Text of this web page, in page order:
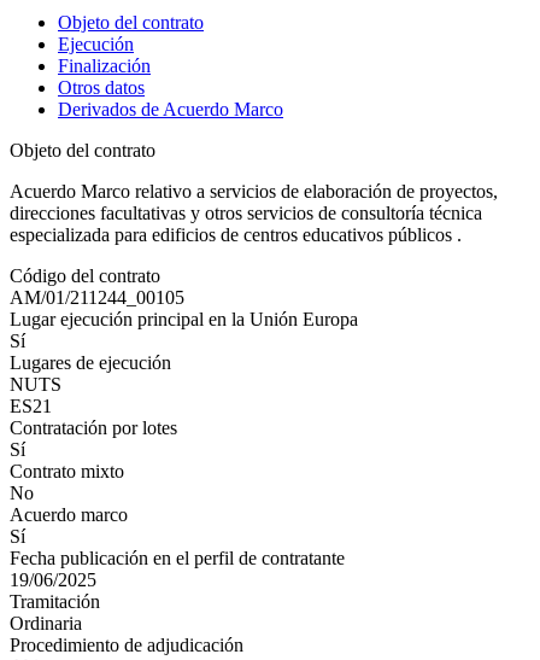
Objeto del contrato
Ejecución
Finalización
Otros datos
Derivados de Acuerdo Marco
Objeto del contrato
Acuerdo Marco relativo a servicios de elaboración de proyectos,
direcciones facultativas y otros servicios de consultoría técnica
especializada para edificios de centros educativos públicos .
Código del contrato
AM/01/211244_00105
Lugar ejecución principal en la Unión Europa
Sí
Lugares de ejecución
NUTS
ES21
Contratación por lotes
Sí
Contrato mixto
No
Acuerdo marco
Sí
Fecha publicación en el perfil de contratante
19/06/2025
Tramitación
Ordinaria
Procedimiento de adjudicación